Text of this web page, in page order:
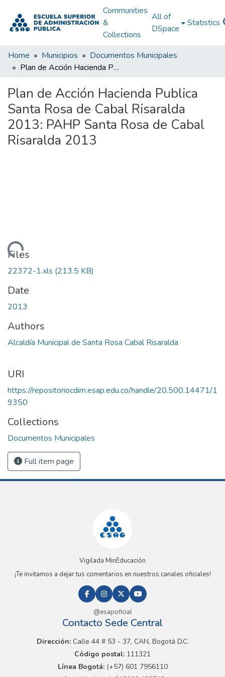
Communities
&
Collections
All of
DSpace
Statistics
Home Municipios
Documentos Municipales
Plan de Acción Hacienda Publica Santa Rosa de Cabal Risaralda 2013: PAHP Santa Rosa de Cabal Risaralda 2013
Plan de Acción Hacienda Publica
Santa Rosa de Cabal Risaralda
2013: PAHP Santa Rosa de Cabal
Risaralda 2013
Loading...
Files
22372-1.xls (213.5 KB)
Date
2013
Authors
Alcaldía Municipal de Santa Rosa Cabal Risaralda
URI
https://repositoriocdim.esap.edu.co/handle/20.500.14471/1
9350
Collections
Documentos Municipales
Full item page
Vigilada MinEducación
¡Te invitamos a dejar tus comentarios en nuestros canales oficiales!
@esapoficial
Contacto Sede Central
Dirección:Calle 44 # 53 - 37, CAN, Bogotá D.C.
Código postal: 111321
Línea Bogotá:(+57) 601 7956110